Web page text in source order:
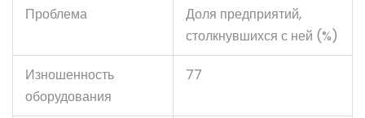
Проблема
Доля предприятий,
столкнувшихся с ней (%)
Изношенность
оборудования
77